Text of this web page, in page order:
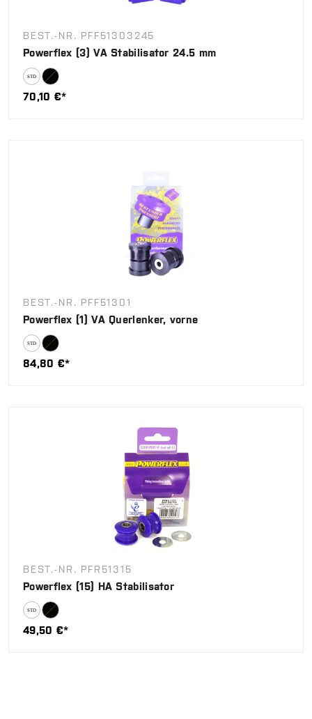
BEST.-NR. PFF51303245
Powerflex (3) VA Stabilisator 24.5 mm
70,10 €*
BEST.-NR. PFF51301
Powerflex (1) VA Querlenker, vorne
84,80 €*
BEST.-NR. PFR51315
Powerflex (15) HA Stabilisator
49,50 €*